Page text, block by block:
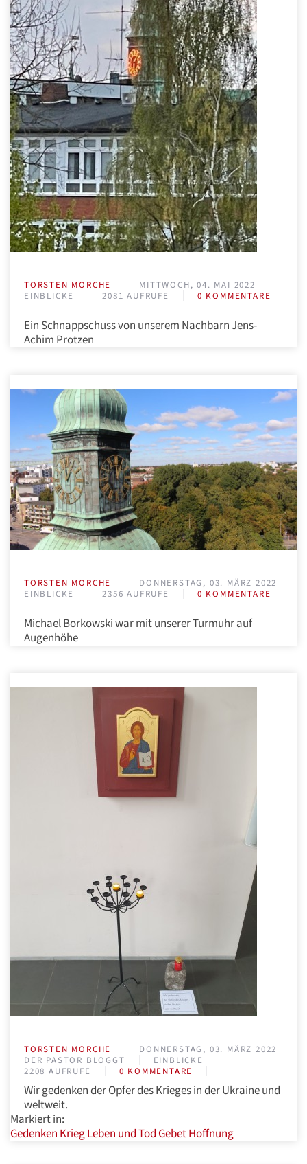
TORSTEN MORCHE
MITTWOCH, 04. MAI 2022
EINBLICKE
2081 AUFRUFE 0 KOMMENTARE
Ein Schnappschuss von unserem Nachbarn Jens-
Achim Protzen
TORSTEN MORCHE
DONNERSTAG, 03. MÄRZ 2022
EINBLICKE
2356 AUFRUFE 0 KOMMENTARE
Michael Borkowski war mit unserer Turmuhr auf
Augenhöhe
TORSTEN MORCHE
DONNERSTAG, 03. MÄRZ 2022
DER PASTOR BLOGGT
EINBLICKE
2208 AUFRUFE
0 KOMMENTARE
Wir gedenken der Opfer des Krieges in der Ukraine und
weltweit.
Markiert in:
Gedenken KriegLeben und Tod GebetHoffnung